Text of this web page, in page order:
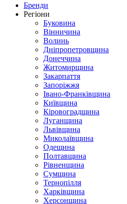
Бренди
Регіони
Буковина
Вінничина
Волинь
Дніпропетровщина
Донеччина
Житомирщина
Закарпаття
Запоріжжя
Івано-Франківщина
Київщина
Кіровоградщина
Луганщина
Львівщина
Миколаївщина
Одещина
Полтавщина
Рівненщина
Сумщина
Тернопілля
Харківщина
Херсонщина